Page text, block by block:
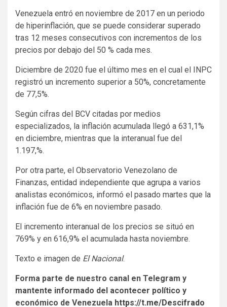
Venezuela entró en noviembre de 2017 en un periodo
de hiperinflación, que se puede considerar superado
tras 12 meses consecutivos con incrementos de los
precios por debajo del 50 % cada mes.
Diciembre de 2020 fue el último mes en el cual el INPC
registró un incremento superior a 50%, concretamente
de 77,5%.
Según cifras del BCV citadas por medios
especializados, la inflación acumulada llegó a 631,1%
en diciembre, mientras que la interanual fue del
1.197,%.
Por otra parte, el Observatorio Venezolano de
Finanzas, entidad independiente que agrupa a varios
analistas económicos, informó el pasado martes que la
inflación fue de 6% en noviembre pasado.
El incremento interanual de los precios se situó en
769% y en 616,9% el acumulada hasta noviembre.
Texto e imagen de El Nacional.
Forma parte de nuestro canal en Telegram y
mantente informado del acontecer político y
económico de Venezuela https://t.me/Descifrado